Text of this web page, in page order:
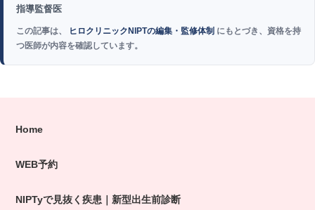
指導監督医
この記事は、 ヒロクリニックNIPTの編集・監修体制 にもとづき、資格を持
つ医師が内容を確認しています。
Home
WEB予約
NIPTyで見抜く疾患｜新型出生前診断